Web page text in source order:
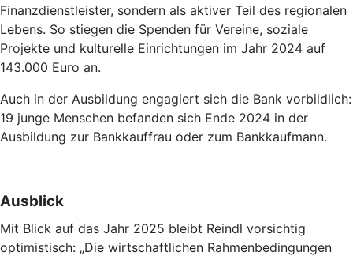
Finanzdienstleister, sondern als aktiver Teil des regionalen
Lebens. So stiegen die Spenden für Vereine, soziale
Projekte und kulturelle Einrichtungen im Jahr 2024 auf
143.000 Euro an.
Auch in der Ausbildung engagiert sich die Bank vorbildlich:
19 junge Menschen befanden sich Ende 2024 in der
Ausbildung zur Bankkauffrau oder zum Bankkaufmann.
Ausblick
Mit Blick auf das Jahr 2025 bleibt Reindl vorsichtig
optimistisch: „Die wirtschaftlichen Rahmenbedingungen